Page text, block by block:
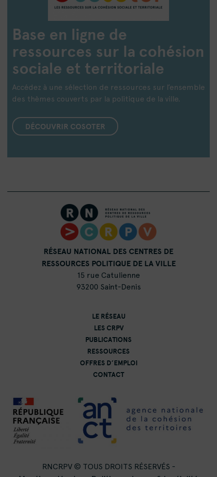
Base en ligne de
ressources sur la cohésion
sociale et territoriale
Accédez à une sélection de ressources sur l’ensemble
des thèmes couverts par la politique de la ville.
DÉCOUVRIR COSOTER
RÉSEAU NATIONAL DES CENTRES DE
RESSOURCES POLITIQUE DE LA VILLE
15 rue Catulienne
93200 Saint-Denis
LE RÉSEAU
LES CRPV
PUBLICATIONS
RESSOURCES
OFFRES D’EMPLOI
CONTACT
RNCRPV © TOUS DROITS RÉSERVÉS -